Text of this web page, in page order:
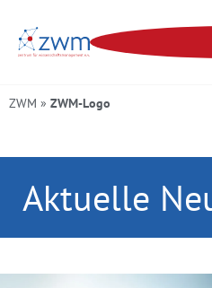
ZWM » ZWM-Logo
Aktuelle